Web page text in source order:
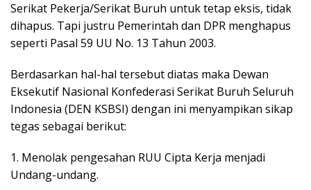
Serikat Pekerja/Serikat Buruh untuk tetap eksis, tidak
dihapus. Tapi justru Pemerintah dan DPR menghapus
seperti Pasal 59 UU No. 13 Tahun 2003.
Berdasarkan hal-hal tersebut diatas maka Dewan
Eksekutif Nasional Konfederasi Serikat Buruh Seluruh
Indonesia (DEN KSBSI) dengan ini menyampikan sikap
tegas sebagai berikut:
1. Menolak pengesahan RUU Cipta Kerja menjadi
Undang-undang.